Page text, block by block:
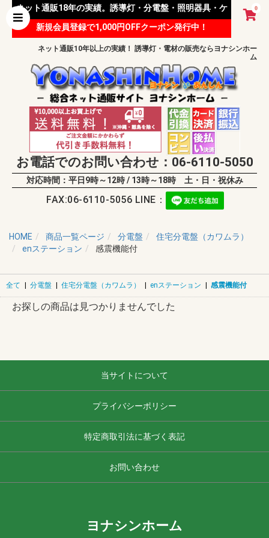
0
ネット通販18年の実績。誘導灯・分電盤・照明器具・ケ
ーブル等 様々な資材を取り扱っています。
新規会員登録で1,000円OFFクーポン発行中！
ネット通販10年以上の実績！ 誘導灯・電材の販売ならヨナシンホー
ム
お電話でのお問い合わせ：06-6110-5050
対応時間：平日9時～12時 / 13時～18時 土・日・祝休み
FAX:06-6110-5056 LINE：
HOME 商品一覧ページ 分電盤
住宅分電盤（カワムラ）
enステーション
感震機能付
全て | 分電盤 | 住宅分電盤（カワムラ） | enステーション | 感震機能付
お探しの商品は見つかりませんでした
当サイトについて
プライバシーポリシー
特定商取引法に基づく表記
お問い合わせ
ヨナシンホーム